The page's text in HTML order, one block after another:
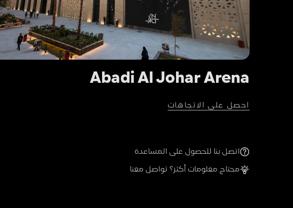
Abadi Al Johar Arena
احصل على الاتجاهات
اتصل بنا للحصول على المساعدة
محتاج معلومات أكثر؟ تواصل معنا